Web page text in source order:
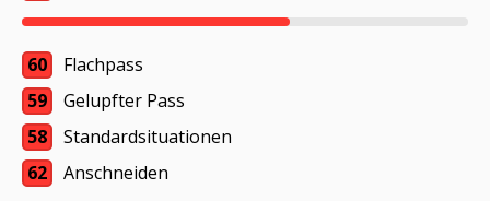
60
Flachpass
59
Gelupfter Pass
58
Standardsituationen
62
Anschneiden